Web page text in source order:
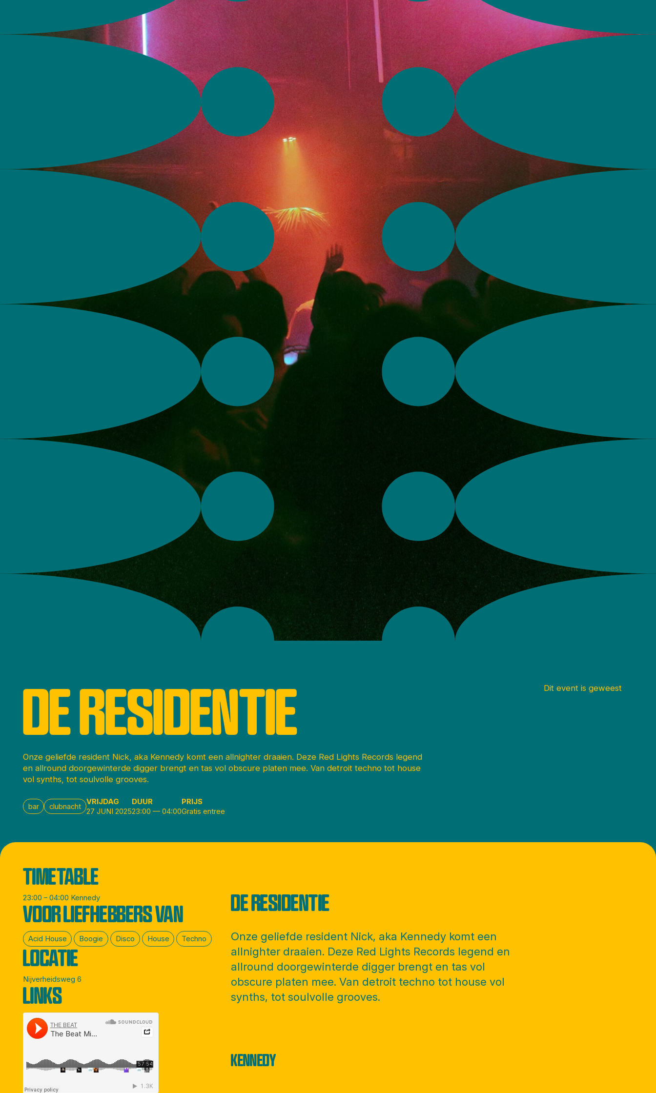
DE RESIDENTIE Dit event is geweest
Onze geliefde resident Nick, aka Kennedy komt een allnighter draaien. Deze Red Lights Records legend
en allround doorgewinterde digger brengt en tas vol obscure platen mee. Van detroit techno tot house
vol synths, tot soulvolle grooves.
bar clubnacht
VRIJDAG
27 JUNI 2025
DUUR
23:00—04:00
PRIJS
Gratis entree
TIMETABLE
23:00 – 04:00 Kennedy
VOOR LIEFHEBBERS VAN
Acid House Boogie Disco House Techno
LOCATIE
Nijverheidsweg 6
LINKS
DE RESIDENTIE
Onze geliefde resident Nick, aka Kennedy komt een
allnighter draaien. Deze Red Lights Records legend en
allround doorgewinterde digger brengt en tas vol
obscure platen mee. Van detroit techno tot house vol
synths, tot soulvolle grooves.
KENNEDY